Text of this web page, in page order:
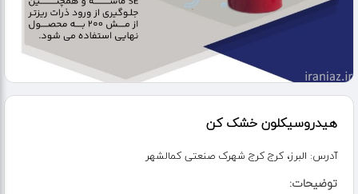
هیدروسیکلون خشک کن
آدرس: البرز، کرج کرج شهرک صنعتی کمالشهر
توضیحات: